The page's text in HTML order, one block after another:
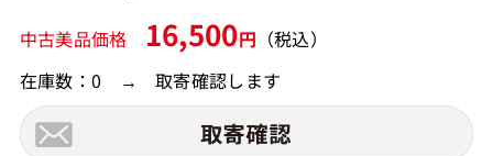
中古美品価格 16,500円 （税込）
在庫数：0 → 取寄確認します